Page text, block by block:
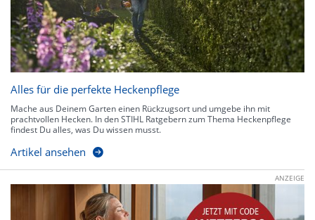
Alles für die perfekte Heckenpflege
Mache aus Deinem Garten einen Rückzugsort und umgebe ihn mit
prachtvollen Hecken. In den STIHL Ratgebern zum Thema Heckenpflege
findest Du alles, was Du wissen musst.
Artikel ansehen
ANZEIGE